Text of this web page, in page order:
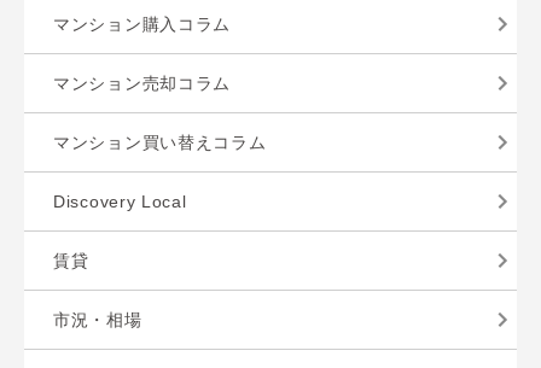
マンション購入コラム
マンション売却コラム
マンション買い替えコラム
Discovery Local
賃貸
市況・相場